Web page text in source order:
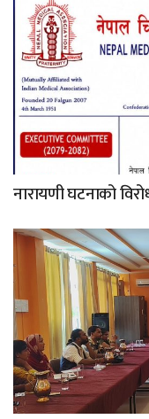
नारायणी घटनाको